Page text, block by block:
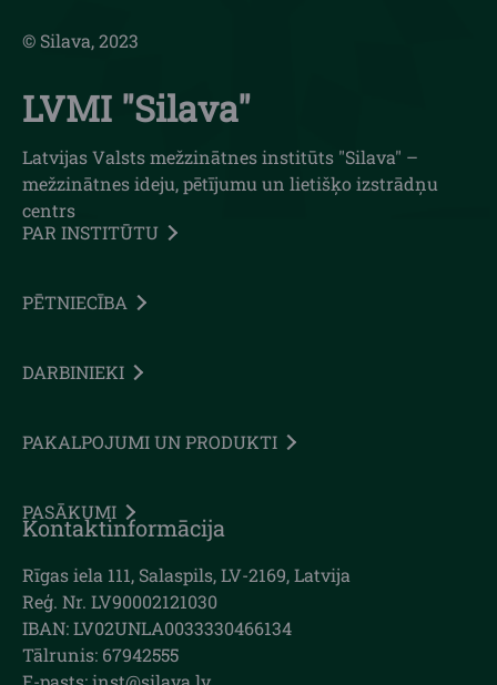
© Silava, 2023
LVMI "Silava"
Latvijas Valsts mežzinātnes institūts "Silava" –
mežzinātnes ideju, pētījumu un lietišķo izstrādņu
centrs
PAR INSTITŪTU
PĒTNIECĪBA
DARBINIEKI
PAKALPOJUMI UN PRODUKTI
PASĀKUMI
Kontaktinformācija
Rīgas iela 111, Salaspils, LV-2169, Latvija
Reģ. Nr. LV90002121030
IBAN: LV02UNLA0033330466134
Tālrunis: 67942555